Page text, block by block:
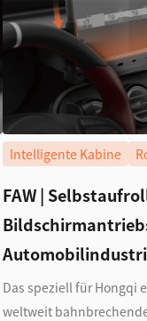
Intelligente Kabine
FAW |
Das speziell für Hongqi
weltweit